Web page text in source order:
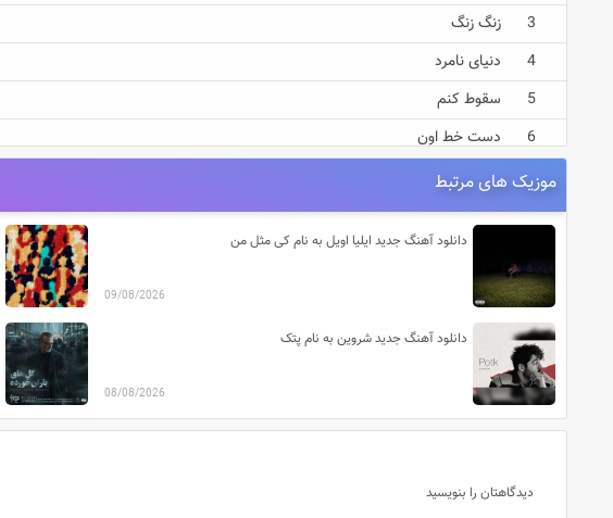
زنگ زنگ
دنیای نامرد
سقوط کنم
دست خط اون
موزیک های مرتبط
دانلود آهنگ جدید ایلیا اویل به نام کی مثل من
09/08/2026
دانلود آهنگ جدید شروین به نام پتک
08/08/2026
دیدگاهتان را بنویسید